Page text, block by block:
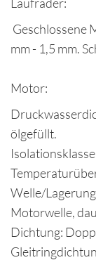
Geschlossene
mm - 1,5 mm.
Motor:
ölgefüllt.
Welle/
Motorwelle,
Dichtung: